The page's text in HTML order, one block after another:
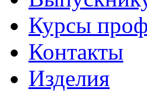
Курсы
Контакты
Изделия